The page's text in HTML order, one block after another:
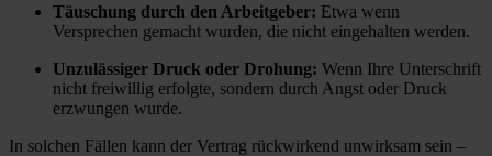
Täuschung durch den Arbeitgeber: Etwa wenn
Versprechen gemacht wurden, die nicht eingehalten werden.
Unzulässiger Druck oder Drohung: Wenn Ihre Unterschrift
nicht freiwillig erfolgte, sondern durch Angst oder Druck
erzwungen wurde.
In solchen Fällen kann der Vertrag rückwirkend unwirksam sein –